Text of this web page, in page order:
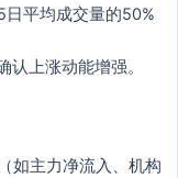
平均成交量的50%
上涨动能增强。
如主力净流入、机构